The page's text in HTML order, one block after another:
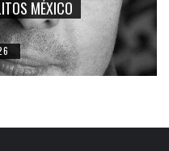
BLANCO, SILVIA PINAL:
RIDICULIZACIÓN DE LA
BY REDACCION1 / 4